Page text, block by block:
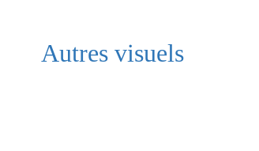
Autres visuels